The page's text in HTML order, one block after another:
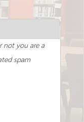
not you are a
spam